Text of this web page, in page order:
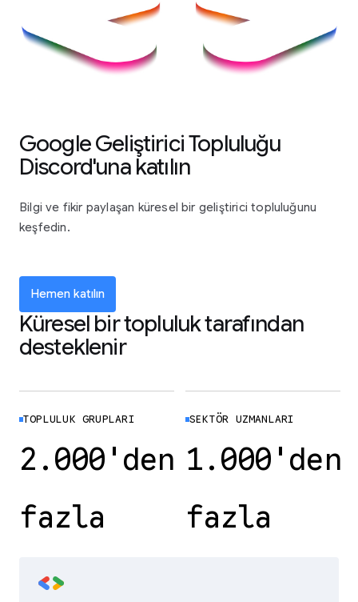
Google Geliştirici Topluluğu
Discord'una katılın
Bilgi ve fikir paylaşan küresel bir geliştirici topluluğunu
keşfedin.
Hemen katılın
Küresel bir topluluk tarafından
desteklenir
TOPLULUK GRUPLARI
2.000'den
fazla
SEKTÖR UZMANLARI
1.000'den
fazla